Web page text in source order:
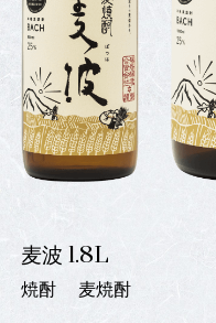
麦波 1.8L
焼酎 麦焼酎